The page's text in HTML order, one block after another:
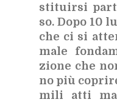
sti­tuir­si
so. Dopo 10
che ci si
ma­le
zio­ne che
no più
mi­li atti ma